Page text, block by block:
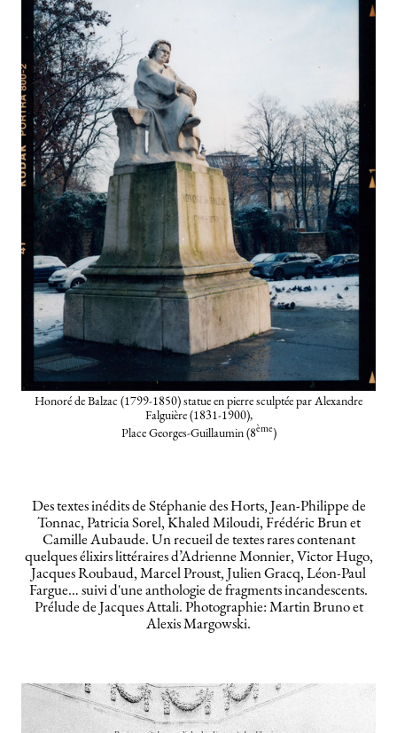
Honoré de Balzac (1799-1850) statue en pierre sculptée par Alexandre
Falguière (1831-1900),
Place Georges-Guillaumin (8ème)
Des textes inédits de Stéphanie des Horts, Jean-Philippe de
Tonnac, Patricia Sorel, Khaled Miloudi, Frédéric Brun et
Camille Aubaude. Un recueil de textes rares contenant
quelques élixirs littéraires d’Adrienne Monnier, Victor Hugo,
Jacques Roubaud, Marcel Proust, Julien Gracq, Léon-Paul
Fargue… suivi d'une anthologie de fragments incandescents.
Prélude de Jacques Attali. Photographie: Martin Bruno et
Alexis Margowski.